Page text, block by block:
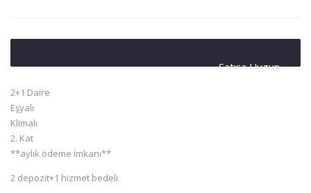
Satışa Uygun
2+1 Daire
Eşyalı
Klimalı
2. Kat
**aylık ödeme imkanı**
2 depozit+1 hizmet bedeli